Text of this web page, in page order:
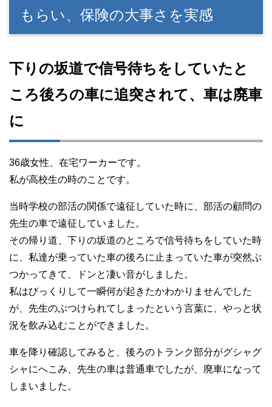
もらい、保険の大事さを実感
下りの坂道で信号待ちをしていたと
ころ後ろの車に追突されて、車は廃車
に
36歳女性、在宅ワーカーです。
私が高校生の時のことです。
当時学校の部活の関係で遠征していた時に、部活の顧問の
先生の車で遠征していました。
その帰り道、下りの坂道のところで信号待ちをしていた時
に、私達が乗っていた車の後ろに止まっていた車が突然ぶ
つかってきて、ドンと凄い音がしました。
私はびっくりして一瞬何が起きたかわかりませんでした
が、先生のぶつけられてしまったという言葉に、やっと状
況を飲み込むことができました。
車を降り確認してみると、後ろのトランク部分がグシャグ
シャにへこみ、先生の車は普通車でしたが、廃車になって
しまいました。